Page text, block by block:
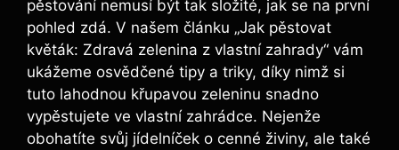
pěstování nemusí být tak složité, jak se na první
pohled zdá. V našem článku „Jak pěstovat
květák: Zdravá zelenina z vlastní zahrady“ vám
ukážeme osvědčené tipy a triky, díky nimž si
tuto lahodnou křupavou zeleninu snadno
vypěstujete ve vlastní zahrádce. Nejenže
obohatíte svůj jídelníček o cenné živiny, ale také